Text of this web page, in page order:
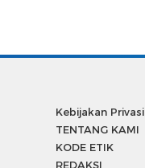
Kebijakan Privasi
TENTANG KAMI
KODE ETIK
REDAKSI